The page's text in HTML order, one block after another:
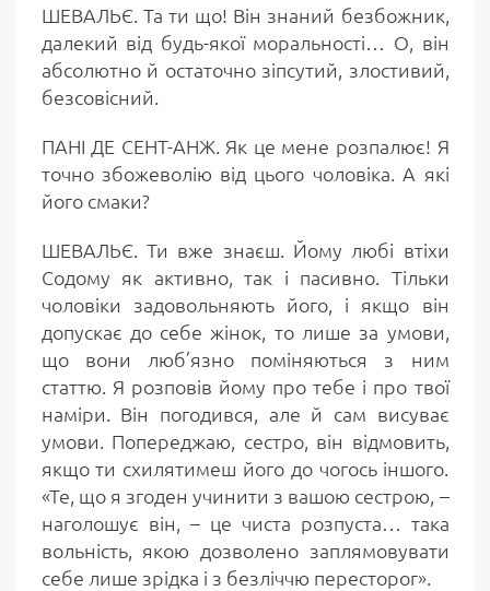
ШЕВАЛЬЄ. Та ти що! Він знаний безбожник,
далекий від будь-якої моральності… О, він
абсолютно й остаточно зіпсутий, злостивий,
безсовісний.
ПАНІ ДЕ СЕНТ-АНЖ. Як це мене розпалює! Я
точно збожеволію від цього чоловіка. А які
його смаки?
ШЕВАЛЬЄ. Ти вже знаєш. Йому любі втіхи
Содому як активно, так і пасивно. Тільки
чоловіки задовольняють його, і якщо він
допускає до себе жінок, то лише за умови,
що вони люб’язно поміняються з ним
статтю. Я розповів йому про тебе і про твої
наміри. Він погодився, але й сам висуває
умови. Попереджаю, сестро, він відмовить,
якщо ти схилятимеш його до чогось іншого.
«Те, що я згоден учинити з вашою сестрою, –
наголошує він, – це чиста розпуста… така
вольність, якою дозволено заплямовувати
себе лише зрідка і з безліччю пересторог».